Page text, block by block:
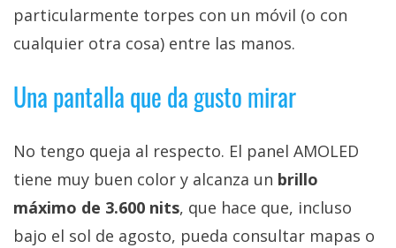
particularmente torpes con un móvil (o con
cualquier otra cosa) entre las manos.
Una pantalla que da gusto mirar
No tengo queja al respecto. El panel AMOLED
tiene muy buen color y alcanza un brillo
máximo de 3.600 nits, que hace que, incluso
bajo el sol de agosto, pueda consultar mapas o